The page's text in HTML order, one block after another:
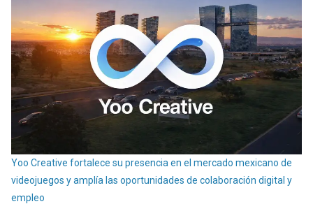
Yoo Creative fortalece su presencia en el mercado mexicano de
videojuegos y amplía las oportunidades de colaboración digital y
empleo